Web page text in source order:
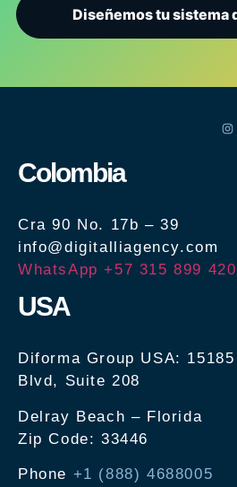
Diseñemos tu sistema
Colombia
Cra 90 No. 17b – 39
info@digitalliagency.com
WhatsApp +57 315 899
USA
Diforma Group USA:
Blvd, Suite 208
Delray Beach – Florida
Zip Code: 33446
Phone +1 (888) 4688005